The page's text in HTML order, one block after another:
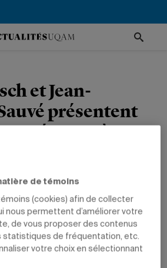
et Jean-
présentent
métrages à
ÉTUDIANTS
de témoins
(cookies) afin de collecter
nous permettent d’améliorer votre
de vous proposer des contenus
statistiques de fréquentation, etc.
votre choix en sélectionnant